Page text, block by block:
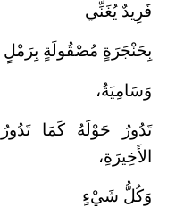
فَرِيدٌ يُغَنِّي
بِحَنْجَرَةٍ مُصْقُولَةٍ بِرَمْلٍ
وَسَامِيَةُ،
تَدُورُ حَوْلَهُ كَمَا
الأَخِيرَةِ،
وَكُلُّ شَيْءٍ